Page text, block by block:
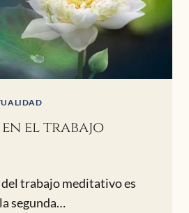
en el trabajo
trabajo meditativo es
segunda…